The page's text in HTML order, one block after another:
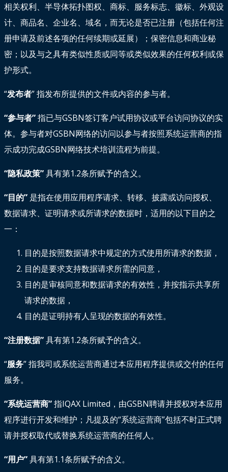
相关权利、半导体拓扑图权、商标、服务标志、徽标、外观设
计、商品名、企业名、域名，而无论是否已注册（包括任何注
册申请及前述各项的任何续期或延展）；保密信息和商业秘
密；以及与之具有类似性质或同等或类似效果的任何权利或保
护形式。
“发布者” 指发布所提供的文件或内容的参与者。
“参与者”指已与GSBN签订客户试用协议或平台访问协议的实
体。参与者对GSBN网络的访问以参与者按照系统运营商的指
示成功完成GSBN网络技术培训流程为前提。
“隐私政策”具有第1.2条所赋予的含义。
“目的” 是指在使用应用程序请求、转移、披露或访问授权、
数据请求、证明请求或所请求的数据时，适用的以下目的之
一：
目的是按照数据请求中规定的方式使用所请求的数据，
目的是要求支持数据请求所需的同意，
目的是审核同意和数据请求的有效性，并按指示共享所
请求的数据，
目的是证明持有人呈现的数据的有效性。
“注册数据”具有第1.2条所赋予的含义。
“服务” 指我司或系统运营商通过本应用程序提供或交付的任何
服务。
“系统运营商”指IQAX Limited，由GSBN聘请并授权对本应用
程序进行开发和维护；凡提及的“系统运营商”包括不时正式聘
请并授权取代或替换系统运营商的任何人。
“用户”具有第1.1条所赋予的含义。